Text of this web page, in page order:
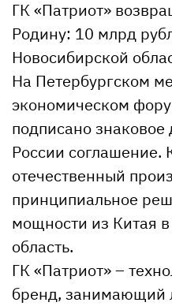
ГК «Патриот»
Родину: 10 млрд
Новосибирской
На Петербургском
экономическом
подписано
России соглашение.
отечественный
принципиальное
мощности из Китая
область.
ГК «Патриот» –
бренд, занимающий